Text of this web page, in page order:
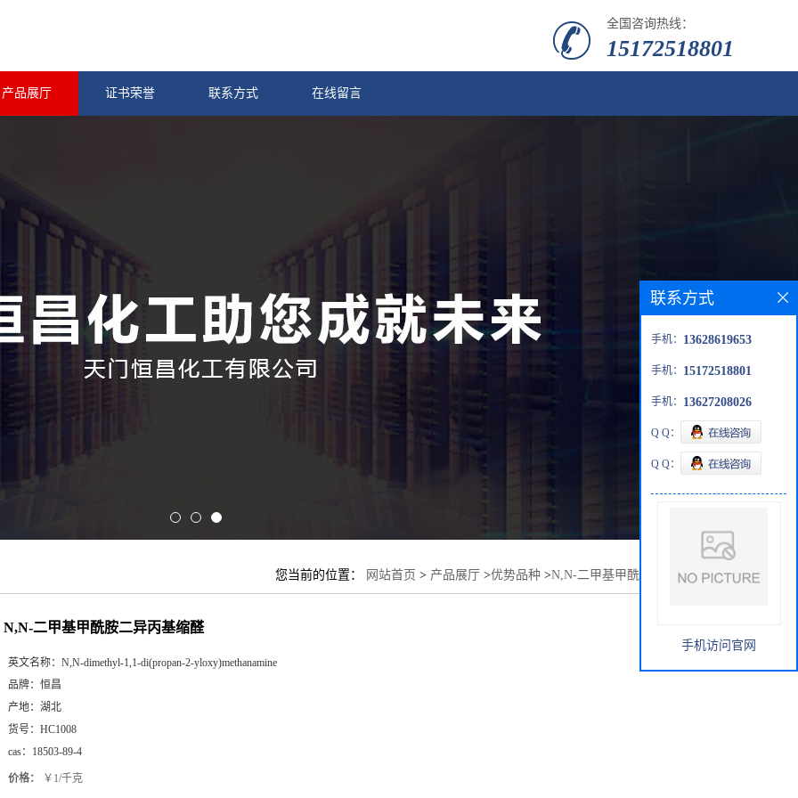
全国咨询热线：
15172518801
产品展厅 证书荣誉 联系方式 在线留言
您当前的位置： 网站首页 > 产品展厅 >优势品种 >N,N-二甲基甲酰胺二异丙基缩醛
N,N-二甲基甲酰胺二异丙基缩醛
英文名称： N,N-dimethyl-1,1-di(propan-2-yloxy)methanamine
品牌： 恒昌
产地： 湖北
货号： HC1008
cas： 18503-89-4
价格： ￥1/千克
联系方式
手机： 13628619653
手机： 15172518801
手机： 13627208026
Q Q：
Q Q：
手机访问官网